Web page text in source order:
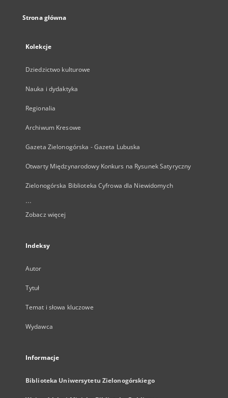
Strona główna
Kolekcje
Dziedzictwo kulturowe
Nauka i dydaktyka
Regionalia
Archiwum Kresowe
Gazeta Zielonogórska - Gazeta Lubuska
Otwarty Międzynarodowy Konkurs na Rysunek Satyryczny
Zielonogórska Biblioteka Cyfrowa dla Niewidomych
...
Zobacz więcej
Indeksy
Autor
Tytuł
Temat i słowa kluczowe
Wydawca
Informacje
Biblioteka Uniwersytetu Zielonogórskiego